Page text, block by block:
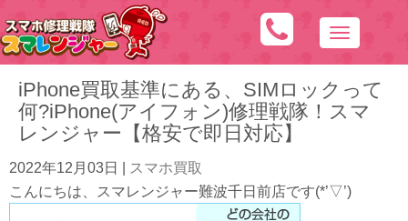
N
a
v
i
t
iPhone買取基準にある、SIMロックって
何?iPhone(アイフォン)修理戦隊！スマ
レンジャー【格安で即日対応】
2022年12月03日
スマホ買取
こんにちは、スマレンジャー難波千日前店です(*’▽’)